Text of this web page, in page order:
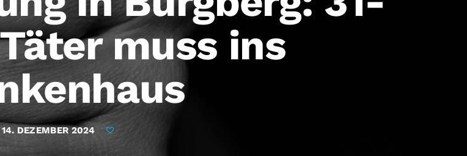
muss ins
14. DEZEMBER 2024